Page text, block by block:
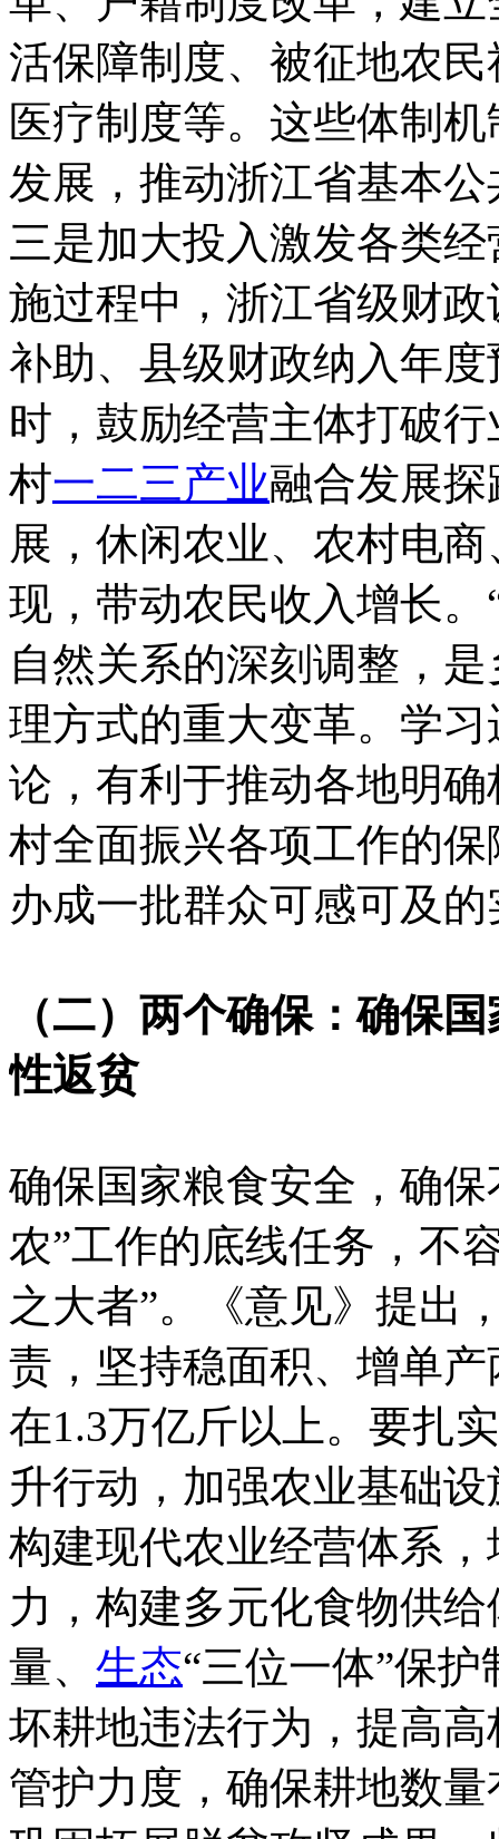
活保障制度、被征地农
医疗制度等。这些体制
发展，推动浙江省基本
三是加大投入激发各类
施过程中，浙江省级财
补助、县级财政纳入年
时，鼓励经营主体打破
村一二三产业融合发展
展，休闲农业、农村电商
现，带动农民收入增长
自然关系的深刻调整，
理方式的重大变革。学
论，有利于推动各地明
村全面振兴各项工作的
办成一批群众可感可及
（二）两个确保：确保
性返贫
确保国家粮食安全，确
农”工作的底线任务，不
之大者”。《意见》提出
责，坚持稳面积、增单
在1.3万亿斤以上。要扎
升行动，加强农业基础
构建现代农业经营体系
力，构建多元化食物供
量、 生态“三位一体”保
坏耕地违法行为，提高
管护力度，确保耕地数